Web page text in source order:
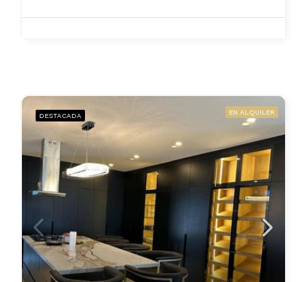
DESTACADA EN ALQUILER